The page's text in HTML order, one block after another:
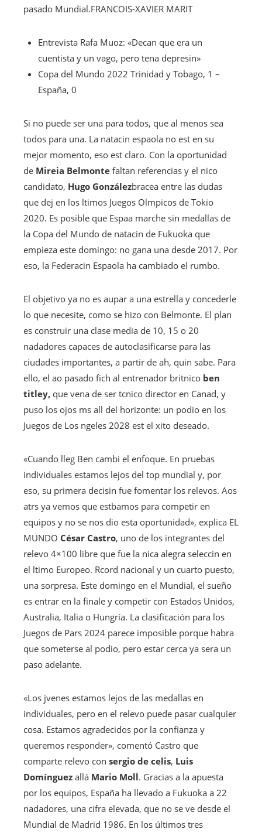
pasado Mundial.FRANCOIS-XAVIER MARIT
Entrevista Rafa Muoz: «Decan que era un
cuentista y un vago, pero tena depresin»
Copa del Mundo 2022 Trinidad y Tobago, 1 –
España, 0
Si no puede ser una para todos, que al menos sea
todos para una. La natacin espaola no est en su
mejor momento, eso est claro. Con la oportunidad
de Mireia Belmonte faltan referencias y el nico
candidato, Hugo Gonzálezbracea entre las dudas
que dej en los ltimos Juegos Olmpicos de Tokio
2020. Es posible que Espaa marche sin medallas de
la Copa del Mundo de natacin de Fukuoka que
empieza este domingo: no gana una desde 2017. Por
eso, la Federacin Espaola ha cambiado el rumbo.
El objetivo ya no es aupar a una estrella y concederle
lo que necesite, como se hizo con Belmonte. El plan
es construir una clase media de 10, 15 o 20
nadadores capaces de autoclasificarse para las
ciudades importantes, a partir de ah, quin sabe. Para
ello, el ao pasado fich al entrenador britnico ben
titley, que vena de ser tcnico director en Canad, y
puso los ojos ms all del horizonte: un podio en los
Juegos de Los ngeles 2028 est el xito deseado.
«Cuando lleg Ben cambi el enfoque. En pruebas
individuales estamos lejos del top mundial y, por
eso, su primera decisin fue fomentar los relevos. Aos
atrs ya vemos que estbamos para competir en
equipos y no se nos dio esta oportunidad», explica EL
MUNDO César Castro, uno de los integrantes del
relevo 4×100 libre que fue la nica alegra seleccin en
el ltimo Europeo. Rcord nacional y un cuarto puesto,
una sorpresa. Este domingo en el Mundial, el sueño
es entrar en la finale y competir con Estados Unidos,
Australia, Italia o Hungría. La clasificación para los
Juegos de Pars 2024 parece imposible porque habra
que someterse al podio, pero estar cerca ya sera un
paso adelante.
«Los jvenes estamos lejos de las medallas en
individuales, pero en el relevo puede pasar cualquier
cosa. Estamos agradecidos por la confianza y
queremos responder», comentó Castro que
comparte relevo con sergio de celis, Luis
Domínguez allá Mario Moll. Gracias a la apuesta
por los equipos, España ha llevado a Fukuoka a 22
nadadores, una cifra elevada, que no se ve desde el
Mundial de Madrid 1986. En los últimos tres